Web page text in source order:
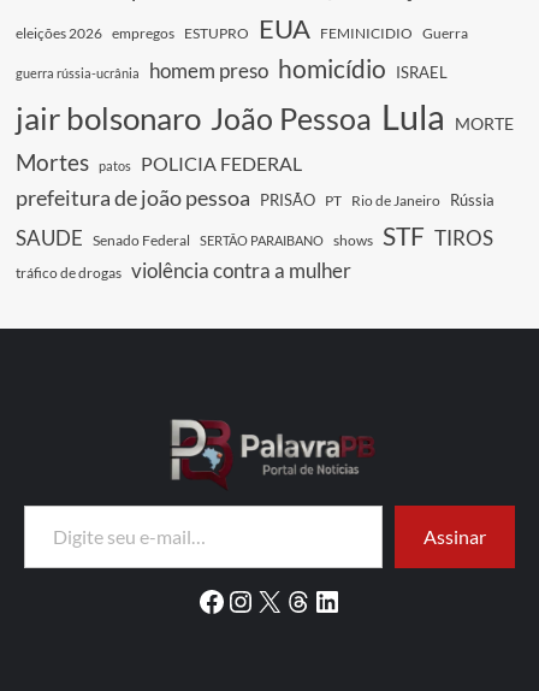
eleições 2026 empregos ESTUPRO EUA FEMINICIDIO Guerra
guerra rússia-ucrânia homem preso homicídio ISRAEL
jair bolsonaro João Pessoa Lula MORTE
Mortes patos POLICIA FEDERAL
prefeitura de joão pessoa PRISÃO PT Rio de Janeiro Rússia
SAUDE Senado Federal SERTÃO PARAIBANO shows STF TIROS
tráfico de drogas violência contra a mulher
Digite seu e-mail…
Assinar
Facebook
Instagram
X Threads
LinkedIn